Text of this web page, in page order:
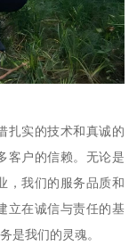
扎实的技术和真诚的
客户的信赖。无论是
，我们的服务品质和
立在诚信与责任的基
是我们的灵魂。